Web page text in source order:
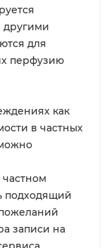
для
перфузию
как
в частных
подходящий
записи на